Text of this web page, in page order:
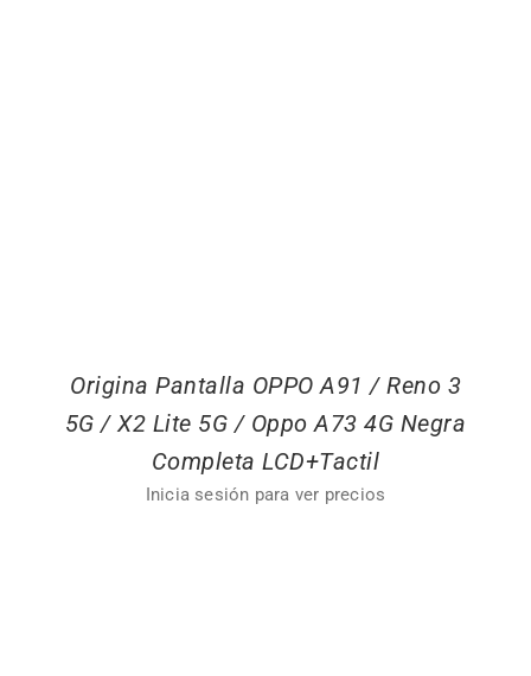
Origina Pantalla OPPO A91 / Reno 3
5G / X2 Lite 5G / Oppo A73 4G Negra
Completa LCD+Tactil
Inicia sesión para ver precios